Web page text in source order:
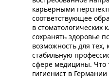
карьерными
соответствующее
в стоматологических
сохранять здоровье
возможность для тех,
стабильную
сфере медицины. Что
гигиенист в